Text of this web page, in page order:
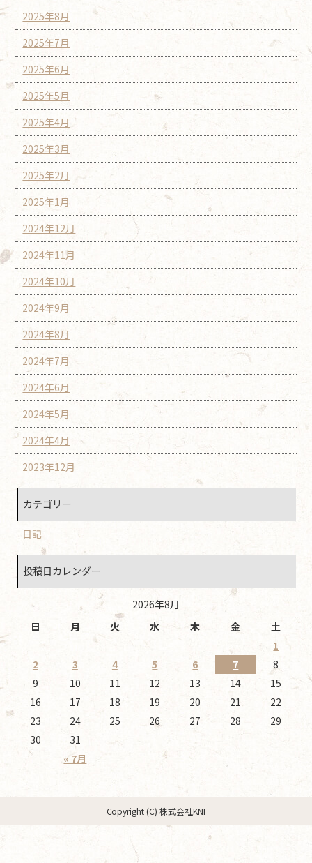
2025年8月
2025年7月
2025年6月
2025年5月
2025年4月
2025年3月
2025年2月
2025年1月
2024年12月
2024年11月
2024年10月
2024年9月
2024年8月
2024年7月
2024年6月
2024年5月
2024年4月
2023年12月
カテゴリー
日記
投稿日カレンダー
2026年8月
日
月 火 水 木 金 土
« 7月
1
2
3 4 5 6 7
8
9
10 11 12 13 14
15
16
17 18 19 20 21
22
23
24 25 26 27 28
29
30
31
Copyright (C) 株式会社KNI